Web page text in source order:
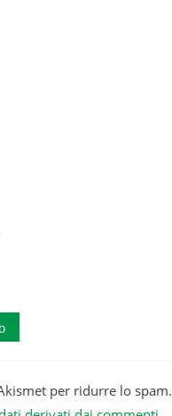
per ridurre lo